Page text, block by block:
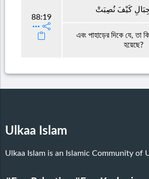
88:19
كَيْفَ نُصِبَتْ
এবং পাহাড়ের দিকে যে, তা
হয়েছে?
Ulkaa Islam
Ulkaa Islam is an Islamic Community of